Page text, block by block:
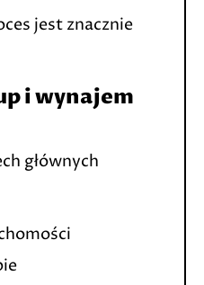
jest znacznie
i wynajem
głównych